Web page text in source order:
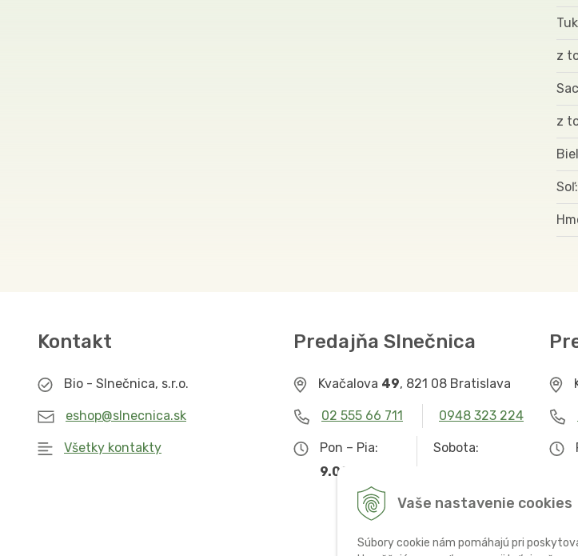
Vaše nastavenie cookies
Súbory cookie nám pomáhajú pri
z
z
Soľ
Kontakt
Bio - Slnečnica, s.r.o.
eshop@slnecnica.sk
Všetky kontakty
Predajňa Slnečnica
Kvačalova 49, 821 08 Bratislava
02 555 66 711 0948 323 224
Pon – Pia:
9.00 – 19.00
Sobota: